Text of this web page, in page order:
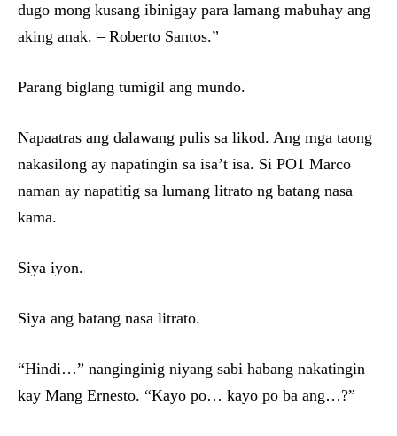
dugo mong kusang ibinigay para lamang mabuhay ang
aking anak. – Roberto Santos.”
Parang biglang tumigil ang mundo.
Napaatras ang dalawang pulis sa likod. Ang mga taong
nakasilong ay napatingin sa isa’t isa. Si PO1 Marco
naman ay napatitig sa lumang litrato ng batang nasa
kama.
Siya iyon.
Siya ang batang nasa litrato.
“Hindi…” nanginginig niyang sabi habang nakatingin
kay Mang Ernesto. “Kayo po… kayo po ba ang…?”